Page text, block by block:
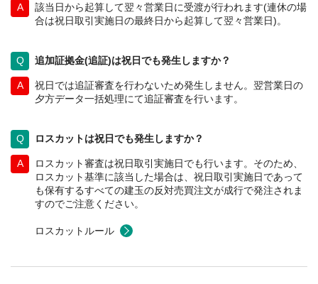
該当日から起算して翌々営業日に受渡が行われます(連休の場
合は祝日取引実施日の最終日から起算して翌々営業日)。
追加証拠金(追証)は祝日でも発生しますか？
祝日では追証審査を行わないため発生しません。翌営業日の
夕方データ一括処理にて追証審査を行います。
ロスカットは祝日でも発生しますか？
ロスカット審査は祝日取引実施日でも行います。そのため、
ロスカット基準に該当した場合は、祝日取引実施日であって
も保有するすべての建玉の反対売買注文が成行で発注されま
すのでご注意ください。
ロスカットルール